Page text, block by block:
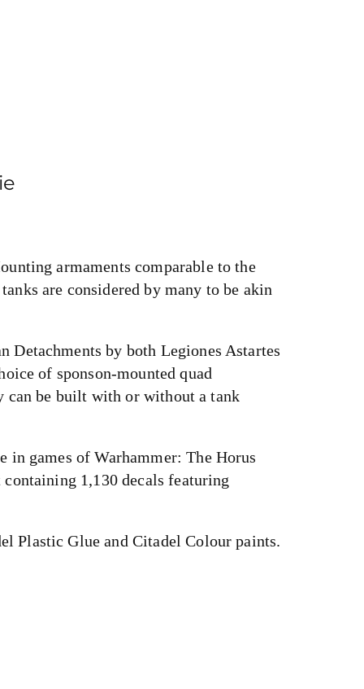
armaments comparable to the
are considered by many to be akin
Detachments by both Legiones Astartes
of sponson-mounted quad
can be built with or without a tank
in games of Warhammer: The Horus
1,130 decals featuring
Plastic Glue and Citadel Colour paints.